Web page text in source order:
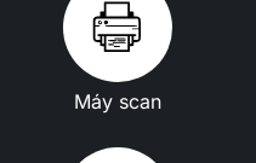
Máy scan